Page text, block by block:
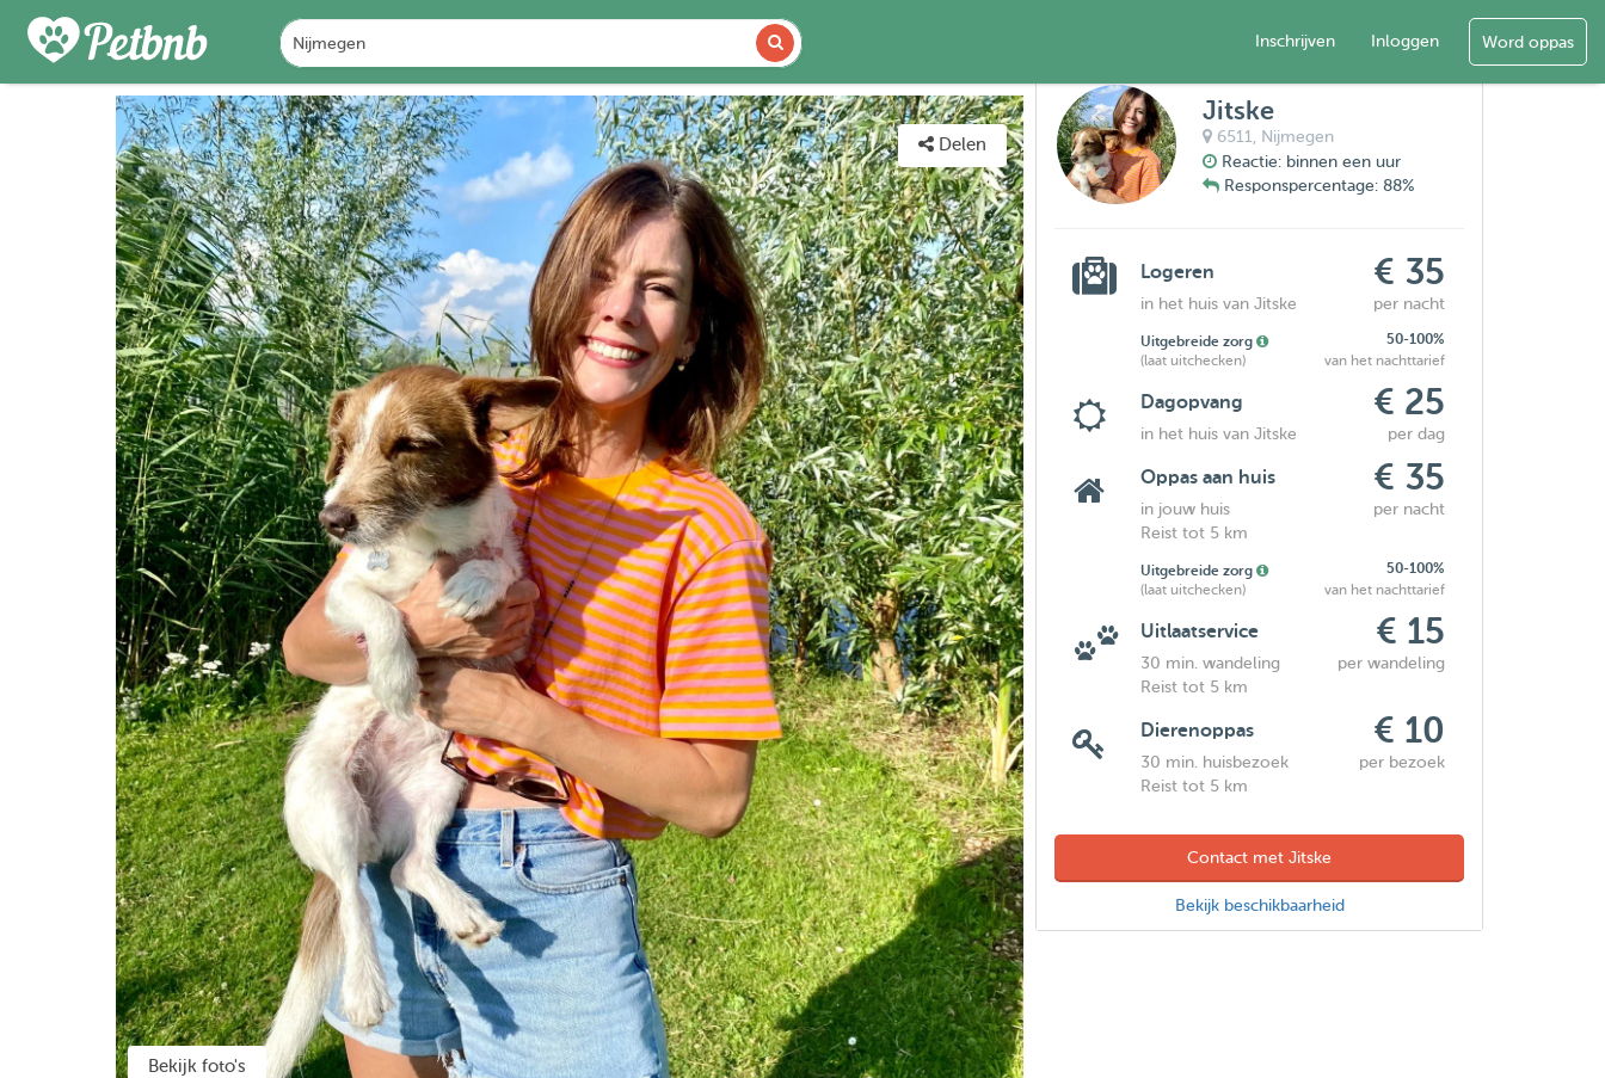
Inschrijven Inloggen Word oppas
FOTO'S DETAILS BESCHIKBAARHEID KAART
Delen
Bekijk foto's
Jitske
6511, Nijmegen
Reactie: binnen een uur
Responspercentage: 88%
Logeren € 35
in het huis van Jitske per nacht
Uitgebreide zorg
50-100%
(laat uitchecken)
van het nachttarief
Dagopvang € 25
in het huis van Jitske per dag
Oppas aan huis € 35
in jouw huis
per nacht
Reist tot 5 km
Uitgebreide zorg
50-100%
(laat uitchecken)
van het nachttarief
Uitlaatservice € 15
30 min. wandeling
per wandeling
Reist tot 5 km
Dierenoppas € 10
30 min. huisbezoek
per bezoek
Reist tot 5 km
Contact met Jitske
Bekijk beschikbaarheid